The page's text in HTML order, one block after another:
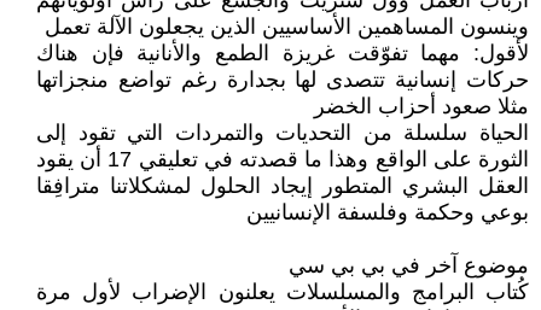
وينسون المساهمين الأساسيين الذين يجعلون الآلة تعمل
لأقول: مهما تفوّقت غريزة الطمع والأنانية فإن هناك
حركات إنسانية تتصدى لها بجدارة رغم تواضع منجزاتها
مثلا صعود أحزاب الخضر
الحياة سلسلة من التحديات والتمردات التي تقود إلى
الثورة على الواقع وهذا ما قصدته في تعليقي 17 أن يقود
العقل البشري المتطور إيجاد الحلول لمشكلاتنا مترافِقا
بوعي وحكمة وفلسفة الإنسانيين
موضوع آخر في بي بي سي
كُتاب البرامج والمسلسلات يعلنون الإضراب لأول مرة